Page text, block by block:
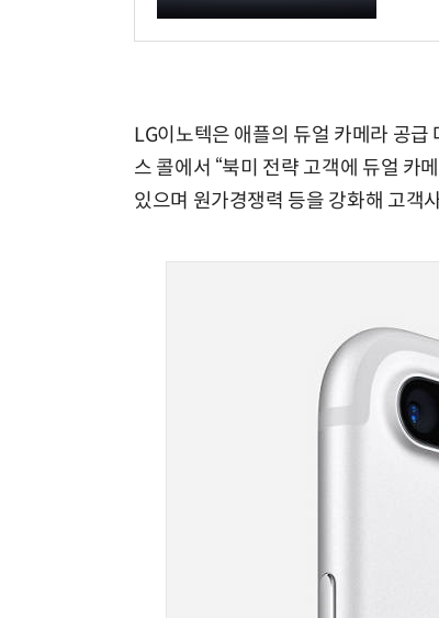
LG이노텍은 애플의 듀얼 카메라 공
스 콜에서 “북미 전략 고객에 듀얼 카
있으며 원가경쟁력 등을 강화해 고객